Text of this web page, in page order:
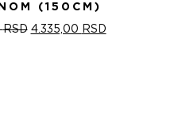
(150CM)
RSD ОРИГИНАЛНА
4.335,00 RSDТРЕНУТНА